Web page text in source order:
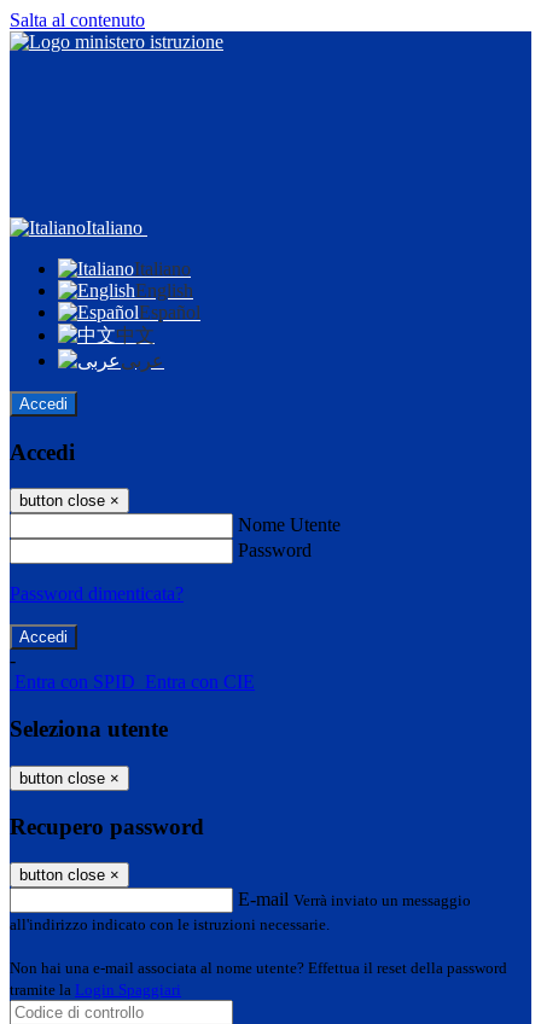
Salta al contenuto
Italiano
Italiano
English
Español
中文
عربى
Accedi
Accedi
button close ×
Nome Utente
Password
Password dimenticata?
-
Entra con SPID Entra con CIE
Seleziona utente
button close ×
Recupero password
button close ×
E-mail Verrà inviato un messaggio
all'indirizzo indicato con le istruzioni necessarie.
Non hai una e-mail associata al nome utente? Effettua il reset della password
tramite la Login Spaggiari